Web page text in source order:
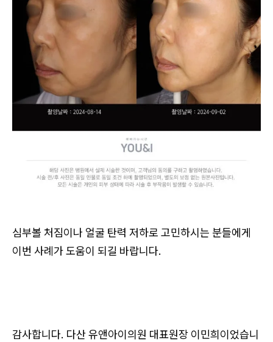
심부볼 처짐이나 얼굴 탄력 저하로 고민하시는 분들에게
이번 사례가 도움이 되길 바랍니다.
감사합니다. 다산 유앤아이의원 대표원장 이민희이었습니